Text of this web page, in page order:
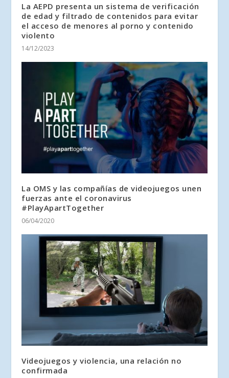
La AEPD presenta un sistema de verificación
de edad y filtrado de contenidos para evitar
el acceso de menores al porno y contenido
violento
14/12/2023
La OMS y las compañías de videojuegos unen
fuerzas ante el coronavirus
#PlayApartTogether
06/04/2020
Videojuegos y violencia, una relación no
confirmada